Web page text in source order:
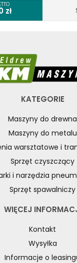
zł
KATEGORIE
Maszyny do drewna
Maszyny do metalu
warsztatowe i
Sprzęt czyszczący
i narzędzia
Sprzęt spawalniczy
WIĘCEJ
Kontakt
Wysyłka
Informacje o